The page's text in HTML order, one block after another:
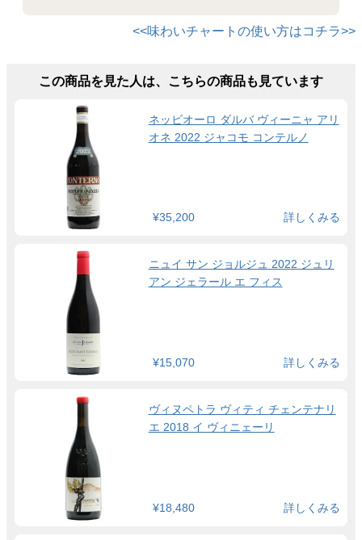
<<味わいチャートの使い方はコチラ>>
この商品を見た人は、こちらの商品も見ています
ネッビオーロ ダルバ ヴィーニャ アリ
オネ 2022 ジャコモ コンテルノ
¥35,200 詳しくみる
ニュイ サン ジョルジュ 2022 ジュリ
アン ジェラール エ フィス
¥15,070 詳しくみる
ヴィヌペトラ ヴィティ チェンテナリ
エ 2018 イ ヴィニェーリ
¥18,480 詳しくみる